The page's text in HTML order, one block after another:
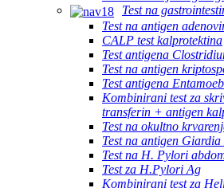
Test na
Test na antigen
CALP test kalprotektina
Test antigena
Test na antigen
Test antigena
Kombinirani test za
transferin + antigen
Test na okultno
Test na antigen
Test na H. Pylori
Test za H.Pylori Ag
Kombinirani test za